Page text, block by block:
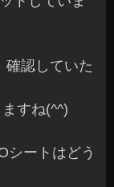
確認していた
すね(^^)
シートはどう